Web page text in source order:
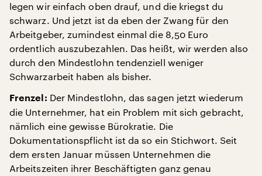
legen wir einfach oben drauf, und die kriegst du
schwarz. Und jetzt ist da eben der Zwang für den
Arbeitgeber, zumindest einmal die 8,50 Euro
ordentlich auszubezahlen. Das heißt, wir werden also
durch den Mindestlohn tendenziell weniger
Schwarzarbeit haben als bisher.
Frenzel: Der Mindestlohn, das sagen jetzt wiederum
die Unternehmer, hat ein Problem mit sich gebracht,
nämlich eine gewisse Bürokratie. Die
Dokumentationspflicht ist da so ein Stichwort. Seit
dem ersten Januar müssen Unternehmen die
Arbeitszeiten ihrer Beschäftigten ganz genau